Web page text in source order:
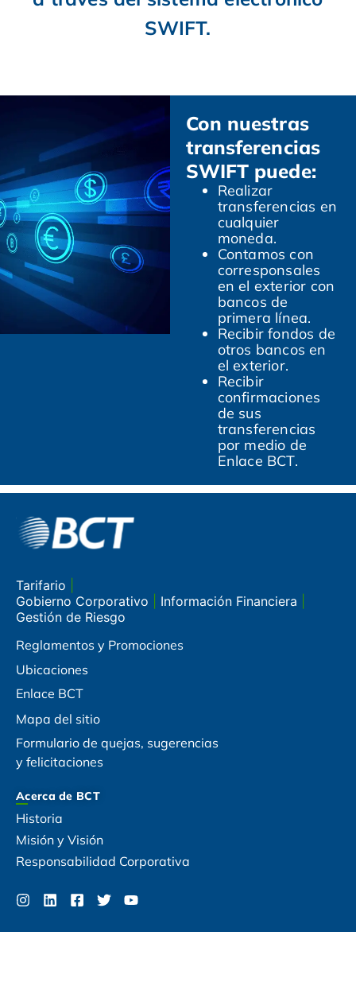
SWIFT.
Con nuestras
transferencias
SWIFT puede:
Realizar
transferencias en
cualquier
moneda.
Contamos con
corresponsales
en el exterior con
bancos de
primera línea.
Recibir fondos de
otros bancos en
el exterior.
Recibir
confirmaciones
de sus
transferencias
por medio de
Enlace BCT.
Tarifario
Gobierno Corporativo
Información Financiera
Gestión de Riesgo
Reglamentos y Promociones
Ubicaciones
Enlace BCT
Mapa del sitio
Formulario de quejas, sugerencias
y felicitaciones
Acerca de BCT
Historia
Misión y Visión
Responsabilidad Corporativa